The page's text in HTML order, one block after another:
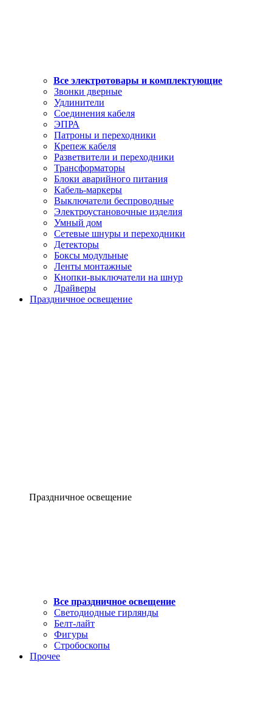
Все электротовары и комплектующие
Звонки дверные
Удлинители
Соединения кабеля
ЭПРА
Патроны и переходники
Крепеж кабеля
Разветвители и переходники
Трансформаторы
Блоки аварийного питания
Кабель-маркеры
Выключатели беспроводные
Электроустановочные изделия
Умный дом
Сетевые шнуры и переходники
Детекторы
Боксы модульные
Ленты монтажные
Кнопки-выключатели на шнур
Драйверы
Праздничное освещение
Праздничное освещение
Все праздничное освещение
Светодиодные гирлянды
Белт-лайт
Фигуры
Стробоскопы
Прочее